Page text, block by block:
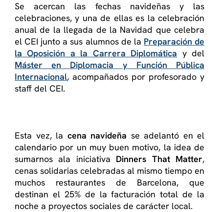
Se acercan las fechas navideñas y las
celebraciones, y una de ellas es la celebración
anual de la llegada de la Navidad que celebra
el CEI junto a sus alumnos de la Preparación de
la Oposición a la Carrera Diplomática y del
Máster en Diplomacia y Función Pública
Internacional, acompañados por profesorado y
staff del CEI.
Esta vez, la cena navideña se adelantó en el
calendario por un muy buen motivo, la idea de
sumarnos ala iniciativa Dinners That Matter,
cenas solidarias celebradas al mismo tiempo en
muchos restaurantes de Barcelona, que
destinan el 25% de la facturación total de la
noche a proyectos sociales de carácter local.